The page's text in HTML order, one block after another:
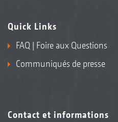
Quick Links
FAQ | Foire aux Questions
Communiqués de presse
Contact et informations